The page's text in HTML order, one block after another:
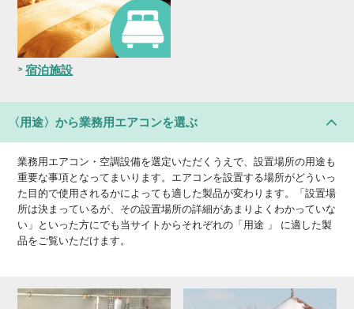
宿泊施設
〈用途〉 から業務用エアコンを選ぶ
業務用エアコン・空調設備を選定いただくうえで、設置場所の用途も
重要な事項となってまいります。エアコンを設置する場所がどういっ
た目的で使用されるかによっても適した製品が変わります。「設置場
所は決まっているが、その設置場所の詳細があまりよくわかっていな
い」といった方にでも当サイトからそれぞれの「用途 」 に適した製
品をご覧いただけます。